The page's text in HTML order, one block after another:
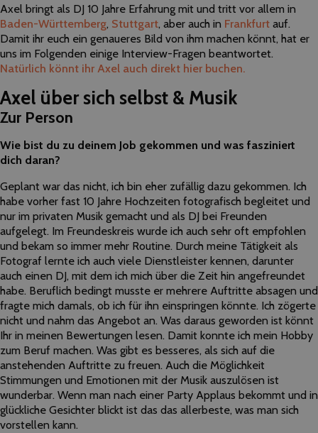
Axel bringt als DJ 10 Jahre Erfahrung mit und tritt vor allem in
Baden-Württemberg, Stuttgart, aber auch in Frankfurt auf.
Damit ihr euch ein genaueres Bild von ihm machen könnt, hat er
uns im Folgenden einige Interview-Fragen beantwortet.
Natürlich könnt ihr Axel auch direkt hier buchen.
Axel über sich selbst & Musik
Zur Person
Wie bist du zu deinem Job gekommen und was fasziniert
dich daran?
Geplant war das nicht, ich bin eher zufällig dazu gekommen. Ich
habe vorher fast 10 Jahre Hochzeiten fotografisch begleitet und
nur im privaten Musik gemacht und als DJ bei Freunden
aufgelegt. Im Freundeskreis wurde ich auch sehr oft empfohlen
und bekam so immer mehr Routine. Durch meine Tätigkeit als
Fotograf lernte ich auch viele Dienstleister kennen, darunter
auch einen DJ, mit dem ich mich über die Zeit hin angefreundet
habe. Beruflich bedingt musste er mehrere Auftritte absagen und
fragte mich damals, ob ich für ihn einspringen könnte. Ich zögerte
nicht und nahm das Angebot an. Was daraus geworden ist könnt
Ihr in meinen Bewertungen lesen. Damit konnte ich mein Hobby
zum Beruf machen. Was gibt es besseres, als sich auf die
anstehenden Auftritte zu freuen. Auch die Möglichkeit
Stimmungen und Emotionen mit der Musik auszulösen ist
wunderbar. Wenn man nach einer Party Applaus bekommt und in
glückliche Gesichter blickt ist das das allerbeste, was man sich
vorstellen kann.